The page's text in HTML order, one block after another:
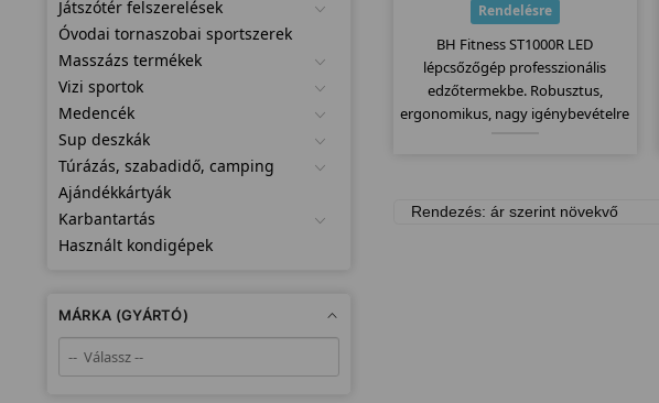
Rendelésre
BH Fitness ST1000R LED
lépcsőzőgép professzionális
edzőtermekbe. Robusztus,
ergonomikus, nagy igénybevételre
Játszótér felszerelések
Óvodai tornaszobai sportszerek
Masszázs termékek
Vizi sportok
Medencék
Sup deszkák
Túrázás, szabadidő, camping
Ajándékkártyák
Karbantartás
Használt kondigépek
MÁRKA (GYÁRTÓ)